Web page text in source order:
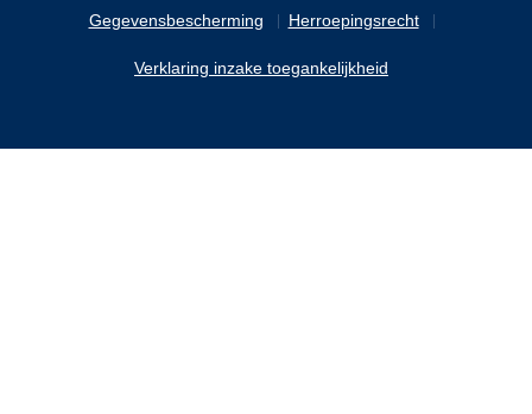
Gegevensbescherming Herroepingsrecht
Verklaring inzake toegankelijkheid